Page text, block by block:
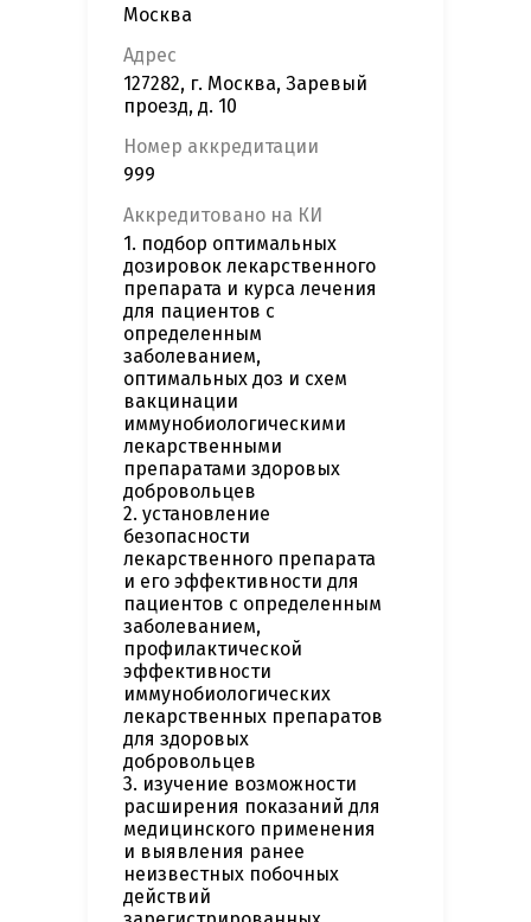
Москва
Адрес
127282, г. Москва, Заревый
проезд, д. 10
Номер аккредитации
999
Аккредитовано на КИ
1. подбор оптимальных
дозировок лекарственного
препарата и курса лечения
для пациентов с
определенным
заболеванием,
оптимальных доз и схем
вакцинации
иммунобиологическими
лекарственными
препаратами здоровых
добровольцев
2. установление
безопасности
лекарственного препарата
и его эффективности для
пациентов с определенным
заболеванием,
профилактической
эффективности
иммунобиологических
лекарственных препаратов
для здоровых
добровольцев
3. изучение возможности
расширения показаний для
медицинского применения
и выявления ранее
неизвестных побочных
действий